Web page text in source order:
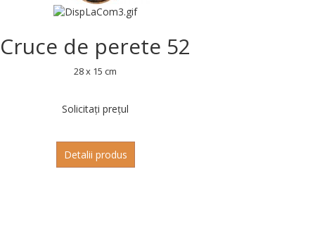
Cruce de perete 52
28 x 15 cm
Solicitați prețul
Detalii produs